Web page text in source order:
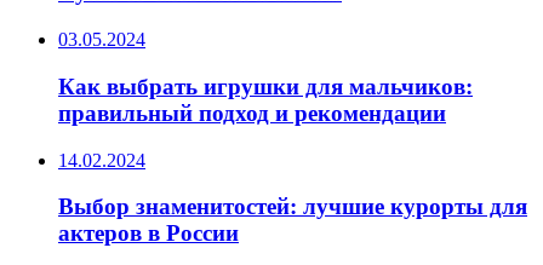
03.05.2024
Как выбрать игрушки для мальчиков:
правильный подход и рекомендации
14.02.2024
Выбор знаменитостей: лучшие курорты для
актеров в России